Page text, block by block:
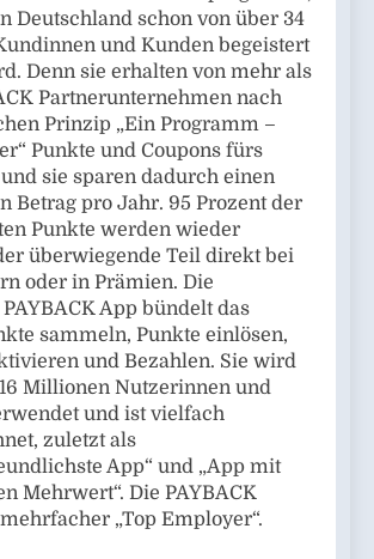
Deutschland schon von über 34
und Kunden begeistert
Denn sie erhalten von mehr als
Partnerunternehmen nach
Prinzip „Ein Programm –
Punkte und Coupons fürs
sie sparen dadurch einen
Betrag pro Jahr. 95 Prozent der
Punkte werden wieder
überwiegende Teil direkt bei
oder in Prämien. Die
App bündelt das
sammeln, Punkte einlösen,
und Bezahlen. Sie wird
Millionen Nutzerinnen und
und ist vielfach
zuletzt als
App“ und „App mit
Mehrwert“. Die PAYBACK
„Top Employer“.